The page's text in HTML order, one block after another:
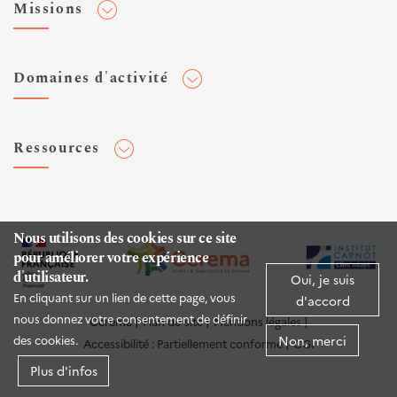
Nous utilisons des cookies sur ce site
pour améliorer votre expérience
d'utilisateur.
En cliquant sur un lien de cette page, vous
nous donnez votre consentement de définir
des cookies.
Plus d'infos
Oui, je suis
d'accord
Non, merci
Flux RSS
Veilles et newsletters
Expertises Territoires
Espace presse
Missions
Normalisation
Domaines d'activité
Infrastructures de transport
Environnement et risques
Mer et littoral
Ressources
Rapports d'étude
Publications HAL
Documentation routière (DTRF)
Logiciels & apps
Sites web
Twitter Cerema
Cerema Plan du site
Mentions légales
Accessibilité : Partiellement conforme
CGI